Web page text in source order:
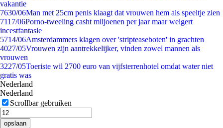
vakantie
7630/06Man met 25cm penis klaagt dat vrouwen hem als speeltje zien
7117/06Porno-tweeling casht miljoenen per jaar maar weigert
incestfantasie
5714/06Amsterdammers klagen over 'stripteaseboten' in grachten
4027/05Vrouwen zijn aantrekkelijker, vinden zowel mannen als
vrouwen
3227/05Toeriste wil 2700 euro van vijfsterrenhotel omdat water niet
gratis was
Nederland
Nederland
Scrollbar gebruiken
opslaan